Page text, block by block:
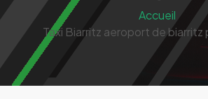
Accueil
Taxi Biarritz aeroport de biarritz